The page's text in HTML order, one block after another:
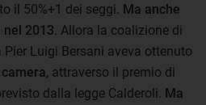
il 50%+1 dei seggi. Ma anche
2013 . Allora la coalizione di
Luigi Bersani aveva ottenuto
, attraverso il premio di
dalla legge Calderoli. Ma